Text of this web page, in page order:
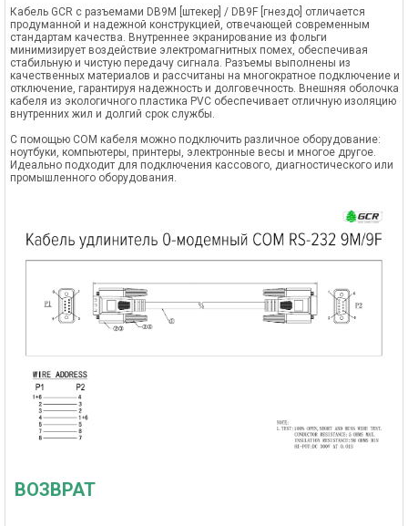
Кабель GCR с разъемами DB9M [штекер] / DB9F [гнездо] отличается
продуманной и надежной конструкцией, отвечающей современным
стандартам качества. Внутреннее экранирование из фольги
минимизирует воздействие электромагнитных помех, обеспечивая
стабильную и чистую передачу сигнала. Разъемы выполнены из
качественных материалов и рассчитаны на многократное подключение и
отключение, гарантируя надежность и долговечность. Внешняя оболочка
кабеля из экологичного пластика PVC обеспечивает отличную изоляцию
внутренних жил и долгий срок службы.
С помощью COM кабеля можно подключить различное оборудование:
ноутбуки, компьютеры, принтеры, электронные весы и многое другое.
Идеально подходит для подключения кассового, диагностического или
промышленного оборудования.
ВОЗВРАТ